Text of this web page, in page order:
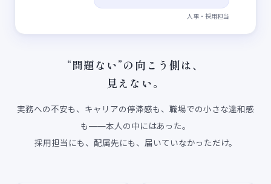
人事・採用担当
“問題ない”の向こう側は、
見えない。
実務への不安も、キャリアの停滞感も、職場での小さな違和感
も——本人の中にはあった。
採用担当にも、配属先にも、届いていなかっただけ。